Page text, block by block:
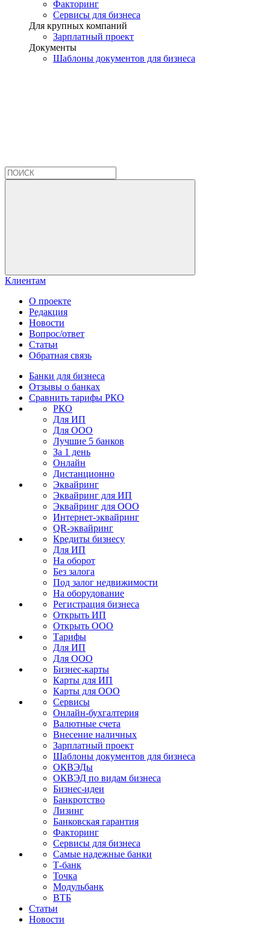
Факторинг
Сервисы для бизнеса
Для крупных компаний
Зарплатный проект
Документы
Шаблоны документов для бизнеса
Клиентам
О проекте
Редакция
Новости
Вопрос/ответ
Статьи
Обратная связь
Банки для бизнеса
Отзывы о банках
Сравнить тарифы РКО
РКО
Для ИП
Для ООО
Лучшие 5 банков
За 1 день
Онлайн
Дистанционно
Эквайринг
Эквайринг для ИП
Эквайринг для ООО
Интернет-эквайринг
QR-эквайринг
Кредиты бизнесу
Для ИП
На оборот
Без залога
Под залог недвижимости
На оборудование
Регистрация бизнеса
Открыть ИП
Открыть ООО
Тарифы
Для ИП
Для ООО
Бизнес-карты
Карты для ИП
Карты для ООО
Сервисы
Онлайн-бухгалтерия
Валютные счета
Внесение наличных
Зарплатный проект
Шаблоны документов для бизнеса
ОКВЭДы
ОКВЭД по видам бизнеса
Бизнес-идеи
Банкротство
Лизинг
Банковская гарантия
Факторинг
Сервисы для бизнеса
Самые надежные банки
Т-банк
Точка
Модульбанк
ВТБ
Статьи
Новости